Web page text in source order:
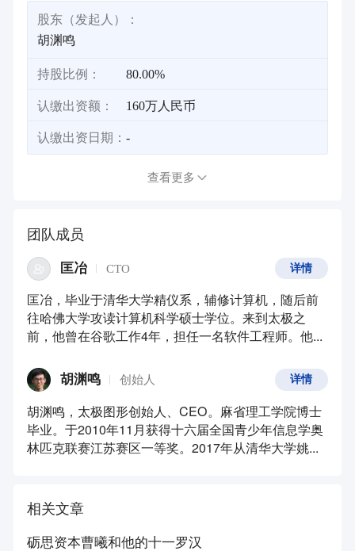
股东（发起人）：
胡渊鸣
持股比例： 80.00%
认缴出资额： 160万人民币
认缴出资日期： -
查看更多
团队成员
匡冶 CTO
匡冶，毕业于清华大学精仪系，辅修计算机，随后前
往哈佛大学攻读计算机科学硕士学位。来到太极之
前，他曾在谷歌工作4年，担任一名软件工程师。他...
详情
胡渊鸣 创始人
胡渊鸣，太极图形创始人、CEO。麻省理工学院博士
毕业。于2010年11月获得十六届全国青少年信息学奥
林匹克联赛江苏赛区一等奖。2017年从清华大学姚...
详情
相关文章
砺思资本曹曦和他的十一罗汉